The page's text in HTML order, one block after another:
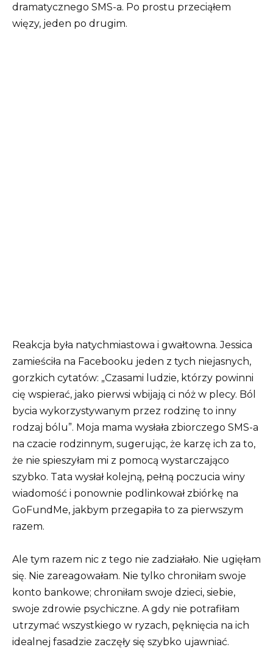
dramatycznego SMS-a. Po prostu przeciąłem
więzy, jeden po drugim.
Reakcja była natychmiastowa i gwałtowna. Jessica
zamieściła na Facebooku jeden z tych niejasnych,
gorzkich cytatów: „Czasami ludzie, którzy powinni
cię wspierać, jako pierwsi wbijają ci nóż w plecy. Ból
bycia wykorzystywanym przez rodzinę to inny
rodzaj bólu”. Moja mama wysłała zbiorczego SMS-a
na czacie rodzinnym, sugerując, że karzę ich za to,
że nie spieszyłam mi z pomocą wystarczająco
szybko. Tata wysłał kolejną, pełną poczucia winy
wiadomość i ponownie podlinkował zbiórkę na
GoFundMe, jakbym przegapiła to za pierwszym
razem.
Ale tym razem nic z tego nie zadziałało. Nie ugięłam
się. Nie zareagowałam. Nie tylko chroniłam swoje
konto bankowe; chroniłam swoje dzieci, siebie,
swoje zdrowie psychiczne. A gdy nie potrafiłam
utrzymać wszystkiego w ryzach, pęknięcia na ich
idealnej fasadzie zaczęły się szybko ujawniać.